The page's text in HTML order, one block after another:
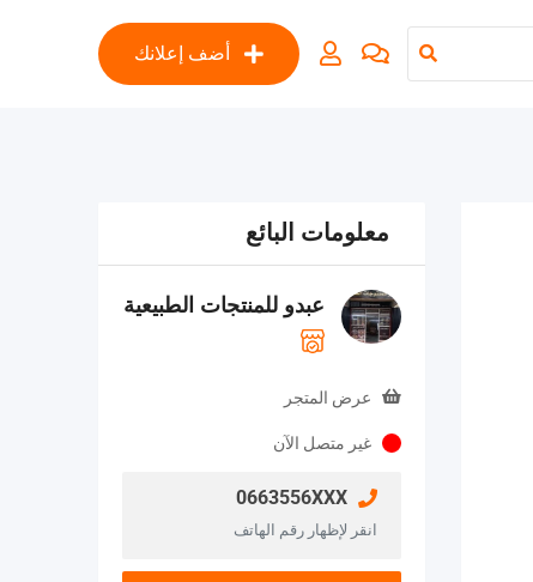
أضف إعلانك
معلومات البائع
عبدو للمنتجات الطبيعية
عرض المتجر
غير متصل الآن
0663556XXX
انقر لإظهار رقم الهاتف